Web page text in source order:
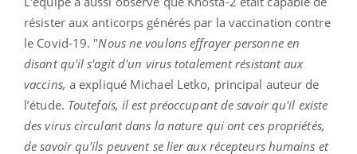
résister aux anticorps générés par la vaccination contre
le Covid-19. "Nous ne voulons effrayer personne en
disant qu'il s'agit d'un virus totalement résistant aux
vaccins, a expliqué Michael Letko, principal auteur de
l’étude. Toutefois, il est préoccupant de savoir qu'il existe
des virus circulant dans la nature qui ont ces propriétés,
de savoir qu'ils peuvent se lier aux récepteurs humains et